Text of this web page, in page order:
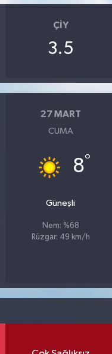
ÇIY
3.5
27 MART
CUMA
8°
Güneşli
Nem: %68
Rüzgar: 49 km/h